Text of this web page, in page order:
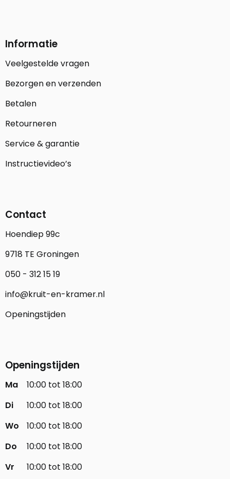
Informatie
Veelgestelde vragen
Bezorgen en verzenden
Betalen
Retourneren
Service & garantie
Instructievideo’s
Contact
Hoendiep 99c
9718 TE Groningen
050 - 312 15 19
info@kruit-en-kramer.nl
Openingstijden
Openingstijden
Ma
10:00 tot 18:00
Di
10:00 tot 18:00
Wo
10:00 tot 18:00
Do
10:00 tot 18:00
Vr
10:00 tot 18:00